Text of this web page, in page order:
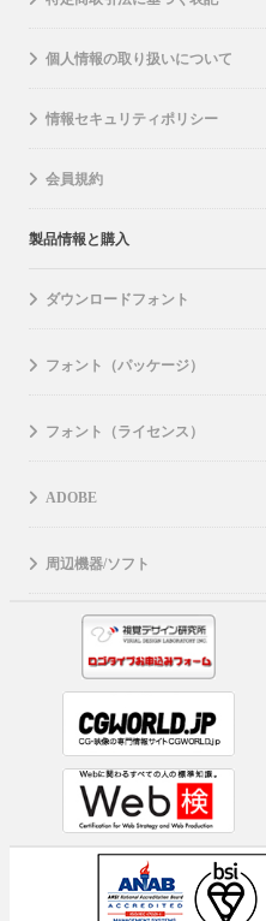
個人情報の取り扱いについて
情報セキュリティポリシー
会員規約
製品情報と購入
ダウンロードフォント
フォント（パッケージ）
フォント（ライセンス）
ADOBE
周辺機器/ソフト